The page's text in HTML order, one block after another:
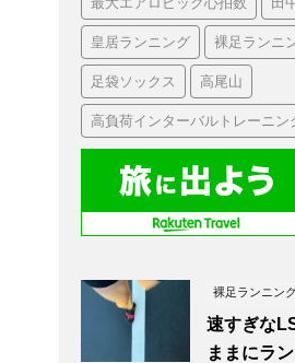
皇居ランニング 裸足ランニ
足袋ソックス 高尾山
高負荷インターバルトレーニン
裸足ランニン
速すぎな
ままにラ